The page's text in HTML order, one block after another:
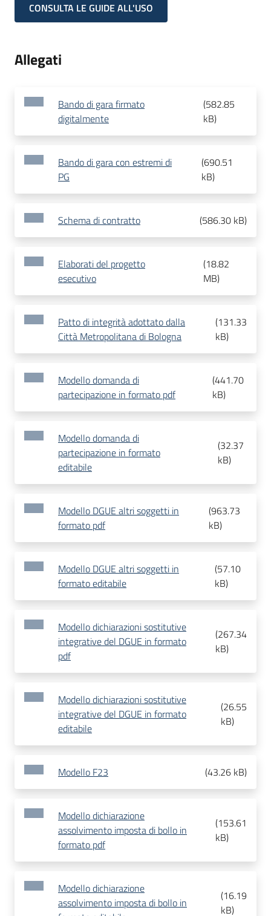
CONSULTA LE GUIDE ALL'USO
Allegati
Bando di gara firmato
digitalmente
(582.85
kB)
Bando di gara con estremi di
PG
(690.51
kB)
Schema di contratto (586.30 kB)
Elaborati del progetto
esecutivo
(18.82
MB)
Patto di integrità adottato dalla
Città Metropolitana di Bologna
(131.33
kB)
Modello domanda di
partecipazione in formato pdf
(441.70
kB)
Modello domanda di
partecipazione in formato
editabile
(32.37
kB)
Modello DGUE altri soggetti in
formato pdf
(963.73
kB)
Modello DGUE altri soggetti in
formato editabile
(57.10
kB)
Modello dichiarazioni sostitutive
integrative del DGUE in formato
pdf
(267.34
kB)
Modello dichiarazioni sostitutive
integrative del DGUE in formato
editabile
(26.55
kB)
Modello F23 (43.26 kB)
Modello dichiarazione
assolvimento imposta di bollo in
formato pdf
(153.61
kB)
Modello dichiarazione
assolvimento imposta di bollo in
(16.19
kB)